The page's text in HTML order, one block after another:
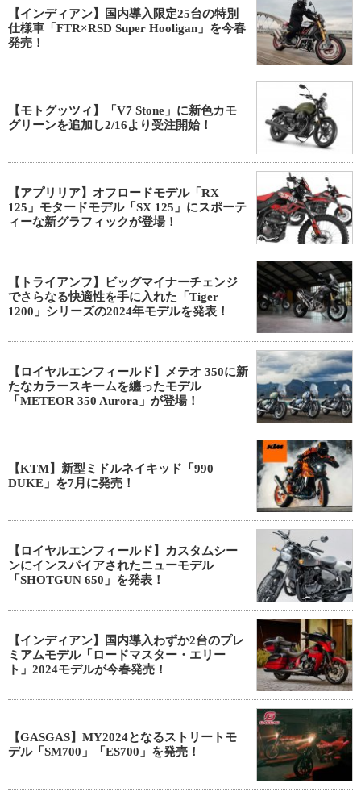
【インディアン】国内導入限定25台の特別
仕様車「FTR×RSD Super Hooligan」を今春
発売！
【モトグッツィ】「V7 Stone」に新色カモ
グリーンを追加し2/16より受注開始！
【アプリリア】オフロードモデル「RX
125」モタードモデル「SX 125」にスポーテ
ィーな新グラフィックが登場！
【トライアンフ】ビッグマイナーチェンジ
でさらなる快適性を手に入れた「Tiger
1200」シリーズの2024年モデルを発表！
【ロイヤルエンフィールド】メテオ 350に新
たなカラースキームを纏ったモデル
「METEOR 350 Aurora」が登場！
【KTM】新型ミドルネイキッド「990
DUKE」を7月に発売！
【ロイヤルエンフィールド】カスタムシー
ンにインスパイアされたニューモデル
「SHOTGUN 650」を発表！
【インディアン】国内導入わずか2台のプレ
ミアムモデル「ロードマスター・エリー
ト」2024モデルが今春発売！
【GASGAS】MY2024となるストリートモ
デル「SM700」「ES700」を発売！